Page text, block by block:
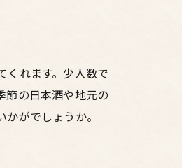
くれます。少人数で
節の日本酒や地元の
がでしょうか。